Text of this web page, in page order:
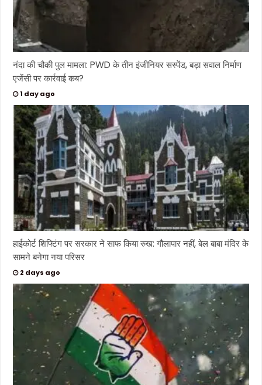
नंदा की चौकी पुल मामला: PWD के तीन इंजीनियर सस्पेंड, बड़ा सवाल निर्माण
एजेंसी पर कार्रवाई कब?
1 day ago
हाईकोर्ट शिफ्टिंग पर सरकार ने साफ किया रुख: गौलापार नहीं, बेल बाबा मंदिर के
सामने बनेगा नया परिसर
2 days ago